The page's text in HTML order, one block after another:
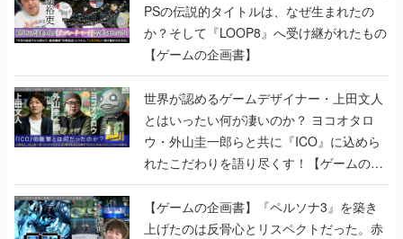
PSの伝説的タイトルは、なぜ生まれたの
か？そして『LOOP8』へ受け継がれたもの
【ゲームの企画書】
世界が認めるゲームデザイナー・上田文人
とはいったい何が凄いのか？ ヨコオタロ
ウ・外山圭一郎らと共に『ICO』に込めら
れたこだわりを語り尽くす！【ゲームの企
画書】
【ゲームの企画書】『ペルソナ3』を築き
上げたのは反骨心とリスペクトだった。赤